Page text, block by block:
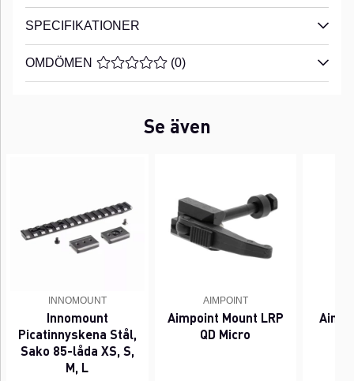
SPECIFIKATIONER
OMDÖMEN MEDELBETYG 0 AV 5 ANTAL BETYG 0
(0)
Se även
INNOMOUNT
Innomount
Picatinnyskena Stål,
Sako 85-låda XS, S,
M, L
AIMPOINT
Aimpoint Mount LRP
QD Micro